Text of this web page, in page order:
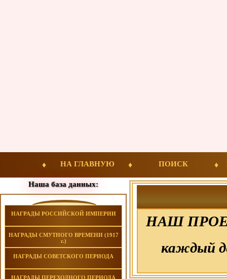
НА ГЛАВНУЮ ПОИСК
Наша база данных:
НАГРАДЫ РОССИЙСКОЙ ИМПЕРИИ
НАГРАДЫ СМУТНОГО ВРЕМЕНИ (1917
г.)
НАГРАДЫ СОВЕТСКОГО ПЕРИОДА
НАГРАДЫ ПЕРЕХОДНОГО ПЕРИОДА
НАШ
каждый